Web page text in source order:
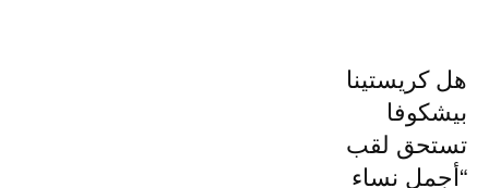
هل كريستينا
بيشكوفا
تستحق لقب
“أجمل نساء